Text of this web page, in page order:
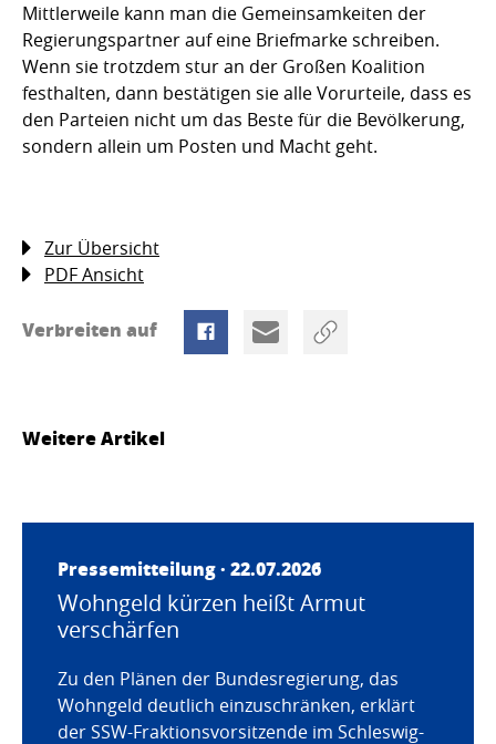
Mittlerweile kann man die Gemeinsamkeiten der
Regierungspartner auf eine Briefmarke schreiben.
Wenn sie trotzdem stur an der Großen Koalition
festhalten, dann bestätigen sie alle Vorurteile, dass es
den Parteien nicht um das Beste für die Bevölkerung,
sondern allein um Posten und Macht geht.
Zur Übersicht
PDF Ansicht
Verbreiten auf
Weitere Artikel
Pressemitteilung · 22.07.2026
Wohngeld kürzen heißt Armut
verschärfen
Zu den Plänen der Bundesregierung, das
Wohngeld deutlich einzuschränken, erklärt
der SSW-Fraktionsvorsitzende im Schleswig-